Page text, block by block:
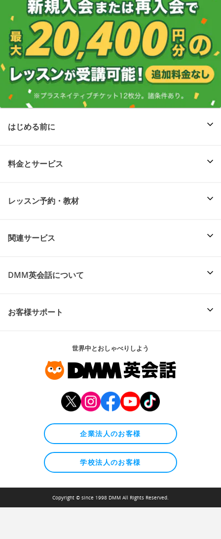
はじめる前に
料金とサービス
レッスン予約・教材
関連サービス
DMM英会話について
お客様サポート
世界中とおしゃべりしよう
企業法人のお客様
学校法人のお客様
Copyright © since 1998 DMM All Rights Reserved.